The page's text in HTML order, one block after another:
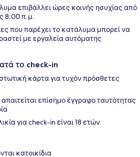
επιβάλλει ώρες κοινής ησυχίας από
8:00 π.μ.
που παρέχει το κατάλυμα μπορεί να
με εργαλεία αυτόματης
το check-in
κάρτα για τυχόν πρόσθετες
επίσημο έγγραφο ταυτότητας
για check-in είναι 18 ετών
κατοικίδια